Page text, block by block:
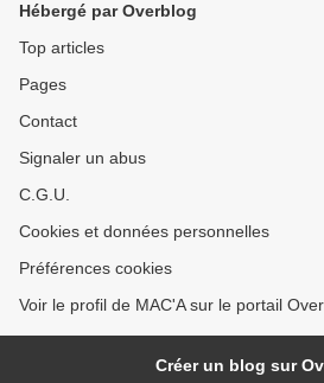
Hébergé par Overblog
Top articles
Pages
Contact
Signaler un abus
C.G.U.
Cookies et données personnelles
Préférences cookies
Voir le profil de MAC'A sur le portail
Créer un blog sur